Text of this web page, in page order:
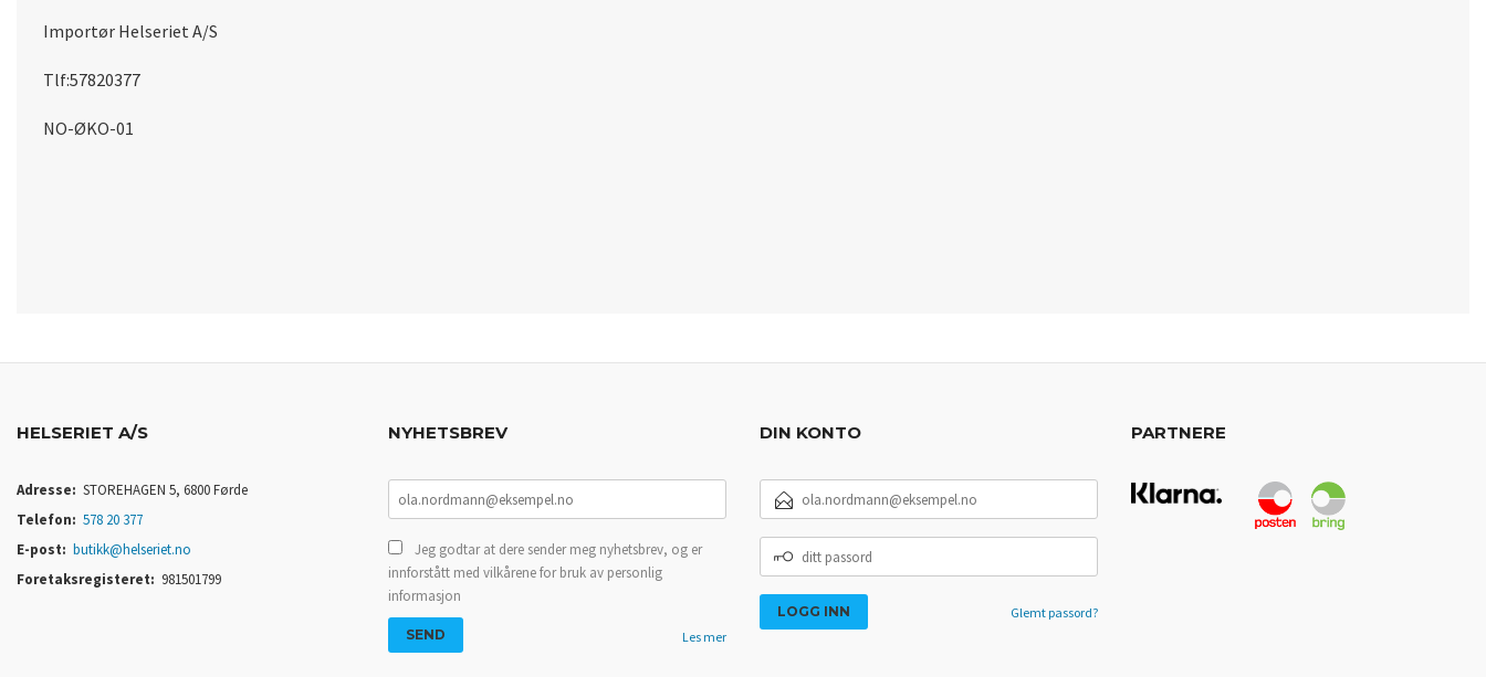
Importør Helseriet A/S
Tlf:57820377
NO-ØKO-01
HELSERIET A/S
Adresse: STOREHAGEN 5, 6800 Førde
Telefon: 578 20 377
E-post: butikk@helseriet.no
Foretaksregisteret: 981501799
NYHETSBREV
Jeg godtar at dere sender meg nyhetsbrev, og er
innforstått med vilkårene for bruk av personlig
informasjon
Les mer
DIN KONTO
POSTADRESSE
PASSORD
Glemt passord?
PARTNERE